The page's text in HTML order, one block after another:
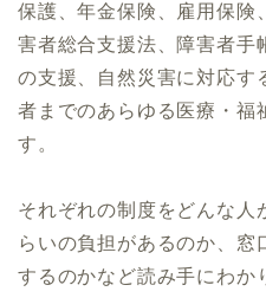
保護、年金保険、雇用保険
害者総合支援法、障害者手
の支援、自然災害に対応す
者までのあらゆる医療・福
す。
それぞれの制度をどんな人
らいの負担があるのか、窓
するのかなど読み手にわか